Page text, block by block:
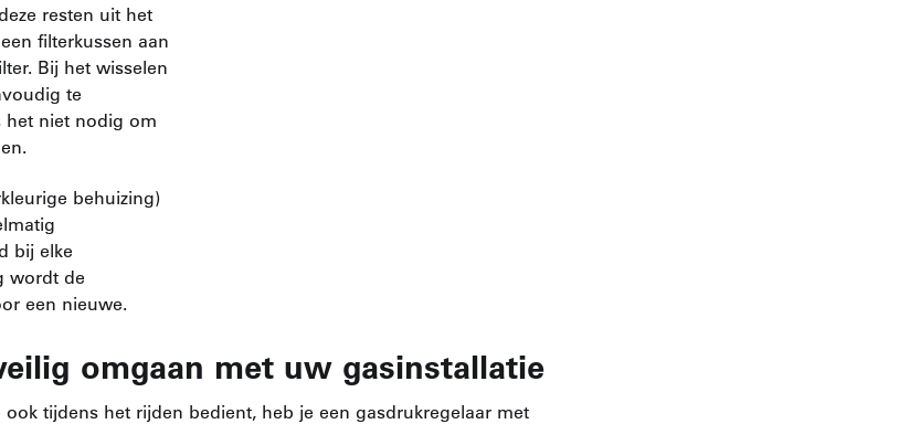
resten uit het
filterkussen aan
Bij het wisselen
te
het niet nodig om
behuizing)
bij elke
wordt de
een nieuwe.
omgaan met uw gasinstallatie
tijdens het rijden bedient, heb je een gasdrukregelaar met